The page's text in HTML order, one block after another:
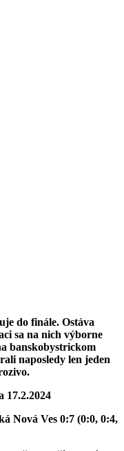
do finále. Ostáva
sa na nich výborne
banskobystrickom
naposledy len jeden
17.2.2024
Nová Ves 0:7 (0:0, 0:4,